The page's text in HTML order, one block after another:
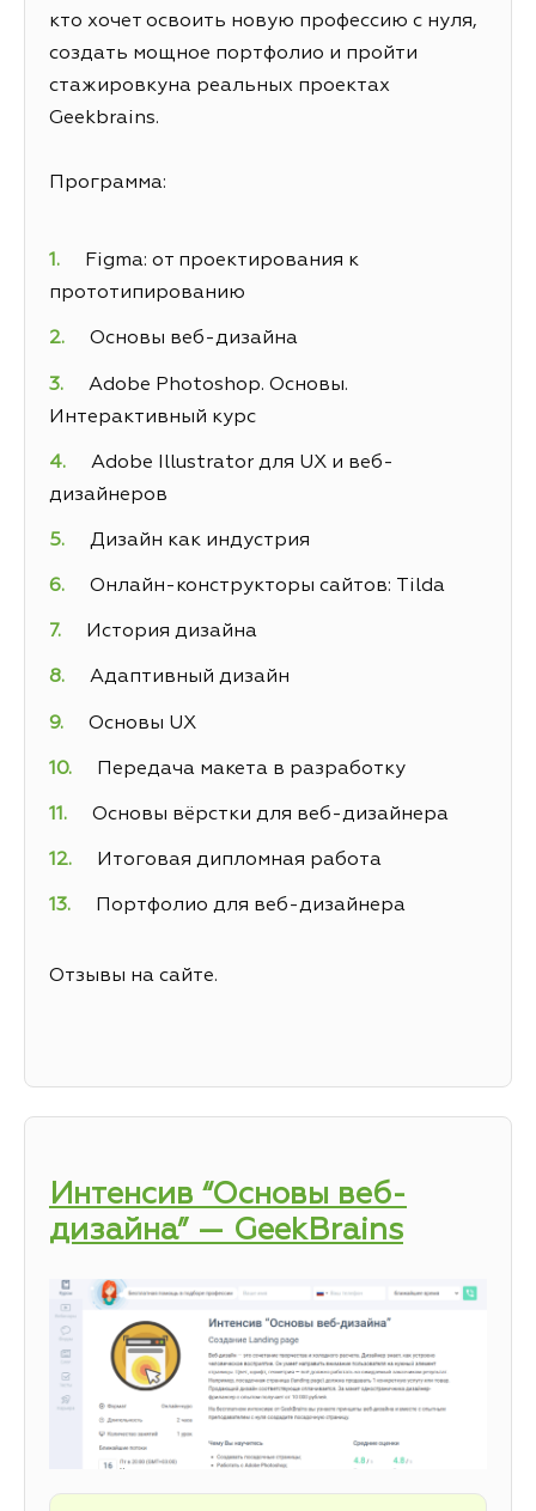
кто хочет освоить новую профессию с нуля,
создать мощное портфолио и пройти
стажировкуна реальных проектах
Geekbrains.
Программа:
Figma: от проектирования к
прототипированию
Основы веб-дизайна
Adobe Photoshop. Основы.
Интерактивный курс
Adobe Illustrator для UX и веб-
дизайнеров
Дизайн как индустрия
Онлайн-конструкторы сайтов: Tilda
История дизайна
Адаптивный дизайн
Основы UX
Передача макета в разработку
Основы вёрстки для веб-дизайнера
Итоговая дипломная работа
Портфолио для веб-дизайнера
Отзывы на сайте.
Интенсив “Основы веб-
дизайна” — GeekBrains